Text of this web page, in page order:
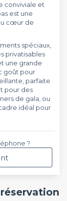
conviviale et
est une
cœur de
spéciaux,
privatisables
une grande
goût pour
parfaite
pour des
de gala, ou
idéal pour
?